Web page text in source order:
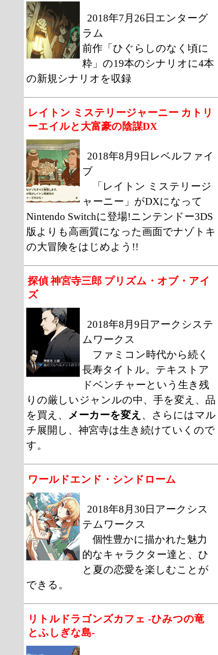
2018年7月26日エンターグ
ラム
前作「ひぐらしのなく頃に
粋」の19本のシナリオに4本
の新規シナリオを収録
レイトン ミステリージャーニー カトリ
ーエイルと大富豪の陰謀DX
2018年8月9日レベルファイ
ブ
「レイトン ミステリージ
ャーニー」がDXになって
Nintendo Switchに登場!ニンテンドー3DS
版よりも高画質になった画面でナゾトキ
の大冒険をはじめよう!!
探偵 神宮寺三郎 プリズム・オブ・アイ
ズ
2018年8月9日アークシステ
ムワークス
ファミコン時代から続く
長寿タイトル。テキストア
ドベンチャーという生き残
りの厳しいジャンルの中、手を変え、品
を買え、
メーカーを変え 、さらにはマル
チ展開し、神宮寺は生き続けていくので
す。
ワールドエンド・シンドローム
2018年8月30日アークシス
テムワークス
個性豊かに描かれた魅力
的なキャラクター達と、ひ
と夏の恋愛を楽しむことが
できる。
リトルドラゴンズカフェ -ひみつの竜
とふしぎな島-